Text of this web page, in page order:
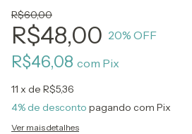
R$60,00
R$48,00 20% OFF
R$46,08 com Pix
11 x de R$5,36
4% de desconto pagando com Pix
Ver mais detalhes